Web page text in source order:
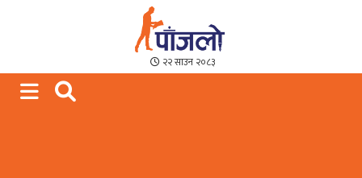
Paajalo News
We are from Far West Nepal
२२ साउन २०८३